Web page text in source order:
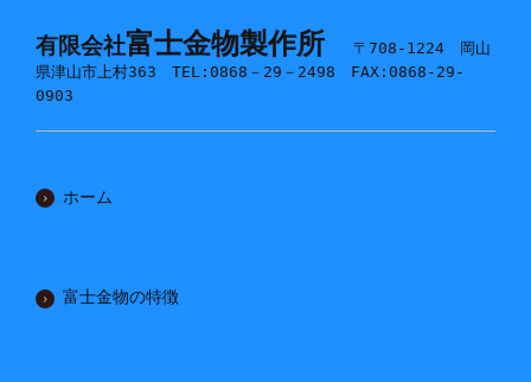
有限会社富士金物製作所
〒708-1224 岡山
県津山市上村363 TEL:0868－29－2498 FAX:0868-29-
0903
ホーム
富士金物の特徴